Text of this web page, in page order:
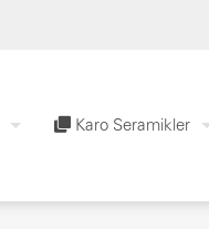
Karo Seramikler